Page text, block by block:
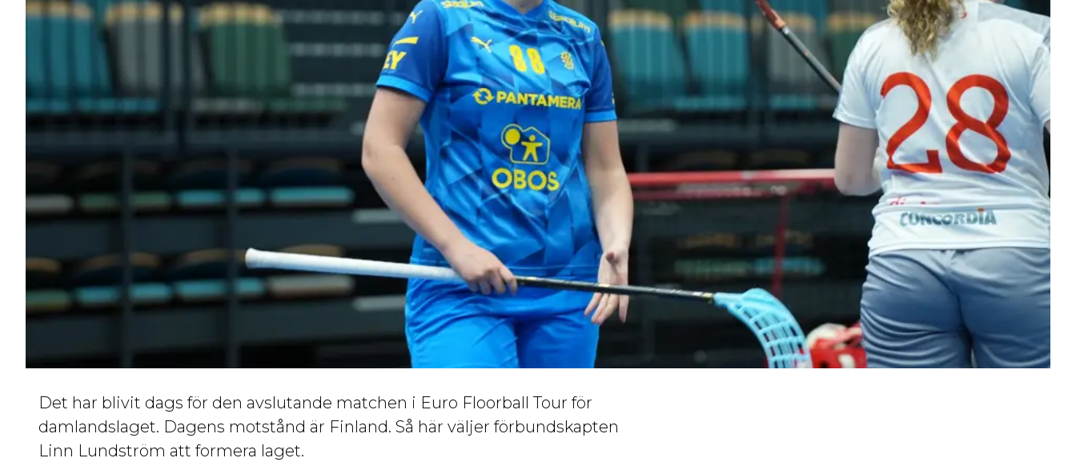
Det har blivit dags för den avslutande matchen i Euro Floorball Tour för
damlandslaget. Dagens motstånd är Finland. Så här väljer förbundskapten
Linn Lundström att formera laget.